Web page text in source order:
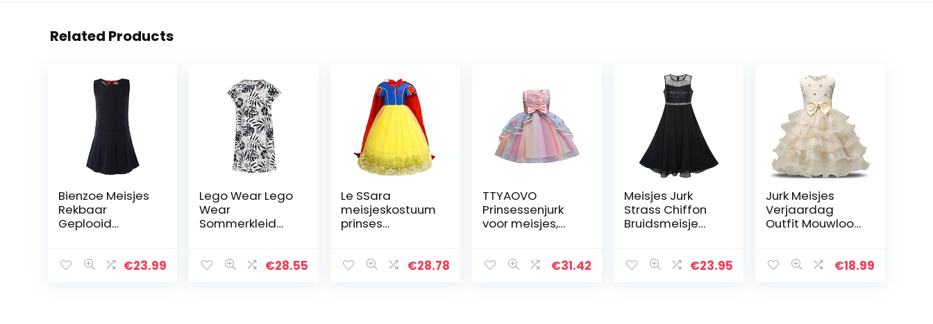
Related Products
Bienzoe Meisjes
Rekbaar
Geplooid
€23.99
Lego Wear Lego
Wear
Sommerkleid
€28.55
Le SSara
meisjeskostuum
prinses
verkleedjurk met
€28.78
TTYAOVO
Prinsessenjurk
voor meisjes,
Jaren
€31.42
Meisjes Jurk
Strass Chiffon
Bruidsmeisje
€23.95
Jurk Meisjes
Verjaardag
Outfit Mouwloos
Partij
€18.99